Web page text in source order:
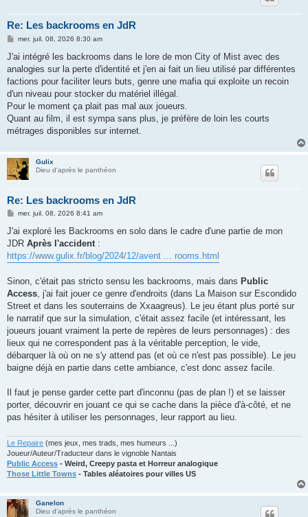
Re: Les backrooms en JdR
M
s
a
g
mer. juil. 08, 2026 8:30 am
J'ai intégré les backrooms dans le lore de mon City of Mist avec des
analogies sur la perte d'identité et j'en ai fait un lieu utilisé par différentes
factions pour faciliter leurs buts, genre une mafia qui exploite un recoin
d'un niveau pour stocker du matériel illégal.
Pour le moment ça plait pas mal aux joueurs.
Quant au film, il est sympa sans plus, je préfère de loin les courts
métrages disponibles sur internet.
Gulix
Dieu d'après le panthéon
Re: Les backrooms en JdR
M
s
a
g
e
mer. juil. 08, 2026 8:41 am
J'ai exploré les Backrooms en solo dans le cadre d'une partie de mon
JDR Après l'accident:
https://www.gulix.fr/blog/2024/12/avent ... rooms.html
Sinon, c'était pas stricto sensu les backrooms, mais dans Public
Access, j'ai fait jouer ce genre d'endroits (dans La Maison sur Escondido
Street et dans les souterrains de Xxaagreus). Le jeu étant plus porté sur
le narratif que sur la simulation, c'était assez facile (et intéressant, les
joueurs jouant vraiment la perte de repères de leurs personnages) : des
lieux qui ne correspondent pas à la véritable perception, le vide,
débarquer là où on ne s'y attend pas (et où ce n'est pas possible). Le jeu
baigne déjà en partie dans cette ambiance, c'est donc assez facile.
Il faut je pense garder cette part d'inconnu (pas de plan !) et se laisser
porter, découvrir en jouant ce qui se cache dans la pièce d'à-côté, et ne
pas hésiter à utiliser les personnages, leur rapport au lieu.
Le Repaire (mes jeux, mes trads, mes humeurs ...)
Joueur/Auteur/Traducteur dans le vignoble Nantais
Public Access - Weird, Creepy pasta et Horreur analogique
Those Little Towns - Tables aléatoires pour villes US
Ganelon
Dieu d'après le panthéon